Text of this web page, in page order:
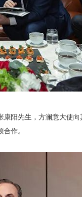
先生，方澜意大使向
作。